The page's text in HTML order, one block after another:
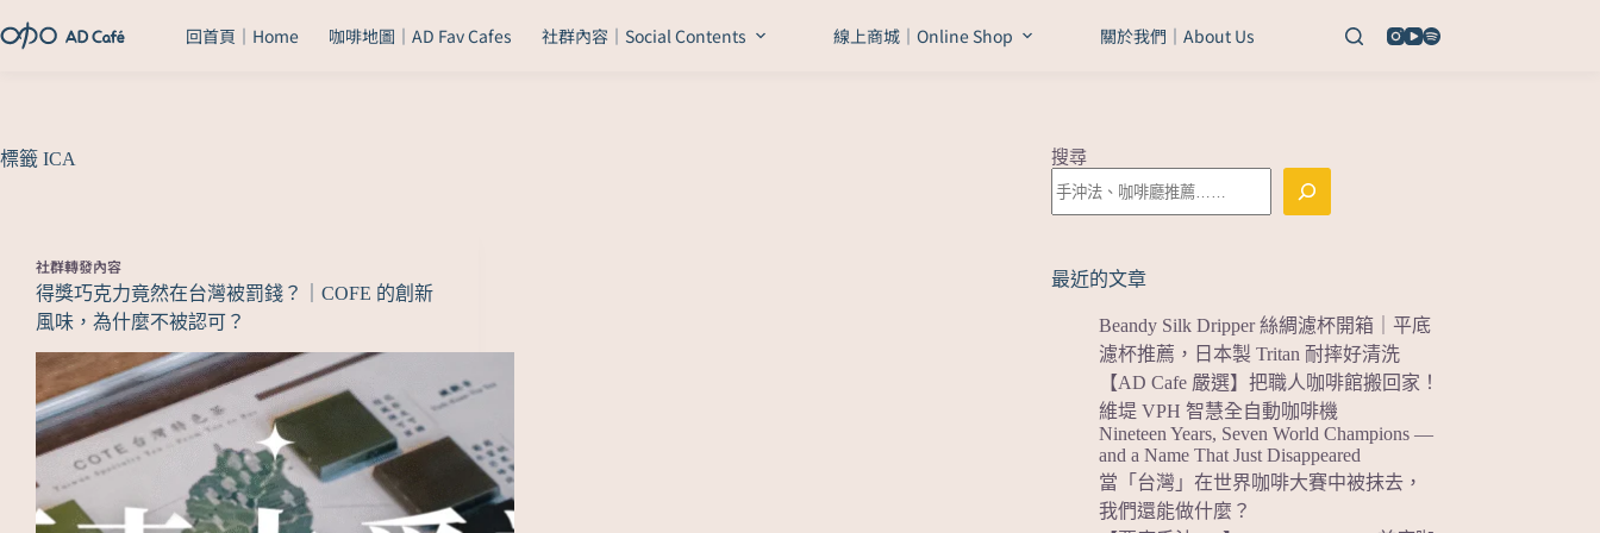
回首頁｜Home 咖啡地圖｜AD Fav Cafes 社群內容｜Social Contents 線上商城｜Online Shop 關於我們｜About Us
標籤 ICA
社群轉發內容
得獎巧克力竟然在台灣被罰錢？｜COFE 的創新
風味，為什麼不被認可？
搜尋
最近的文章
Beandy Silk Dripper 絲綢濾杯開箱｜平底
濾杯推薦，日本製 Tritan 耐摔好清洗
【AD Cafe 嚴選】把職人咖啡館搬回家！
維堤 VPH 智慧全自動咖啡機
Nineteen Years, Seven World Champions —
and a Name That Just Disappeared
當「台灣」在世界咖啡大賽中被抹去，
我們還能做什麼？